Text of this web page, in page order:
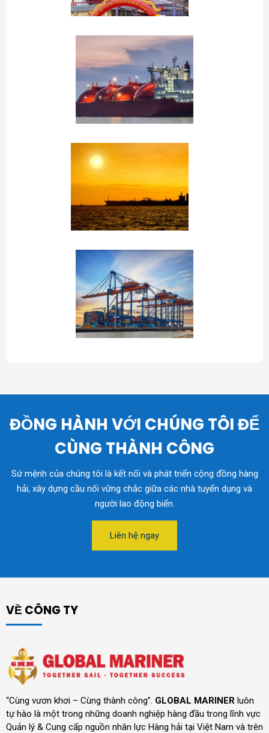
ĐỒNG HÀNH VỚI CHÚNG TÔI ĐỂ
CÙNG THÀNH CÔNG
Sứ mệnh của chúng tôi là kết nối và phát triển cộng đồng hàng
hải, xây dựng cầu nối vững chắc giữa các nhà tuyển dụng và
người lao động biển.
Liên hệ ngay
VỀ CÔNG TY
“Cùng vươn khơi – Cùng thành công”. GLOBAL MARINER luôn
tự hào là một trong những doanh nghiệp hàng đầu trong lĩnh vực
Quản lý & Cung cấp nguồn nhân lực Hàng hải tại Việt Nam và trên